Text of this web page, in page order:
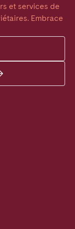
et services de
Embrace